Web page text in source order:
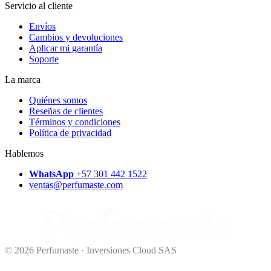
Servicio al cliente
Envíos
Cambios y devoluciones
Aplicar mi garantía
Soporte
La marca
Quiénes somos
Reseñas de clientes
Términos y condiciones
Política de privacidad
Hablemos
WhatsApp +57 301 442 1522
ventas@perfumaste.com
© 2026 Perfumaste · Inversiones Cloud SAS